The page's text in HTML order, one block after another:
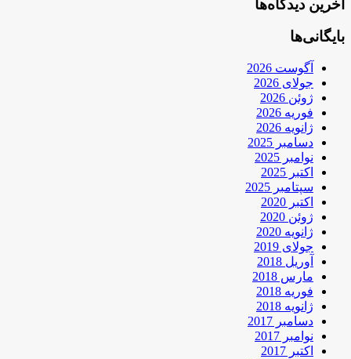
آخرین دیدگاه‌ها
بایگانی‌ها
آگوست 2026
جولای 2026
ژوئن 2026
فوریه 2026
ژانویه 2026
دسامبر 2025
نوامبر 2025
اکتبر 2025
سپتامبر 2025
اکتبر 2020
ژوئن 2020
ژانویه 2020
جولای 2019
آوریل 2018
مارس 2018
فوریه 2018
ژانویه 2018
دسامبر 2017
نوامبر 2017
اکتبر 2017